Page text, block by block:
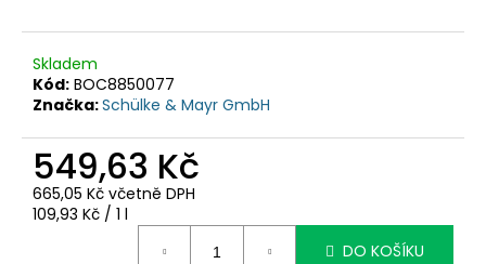
Skladem
Kód: BOC8850077
Značka:Schülke & Mayr GmbH
549,63 Kč
665,05 Kč včetně DPH
Měrná
109,93 Kč / 1 l
DO KOŠÍKU
p
o
u
e
m